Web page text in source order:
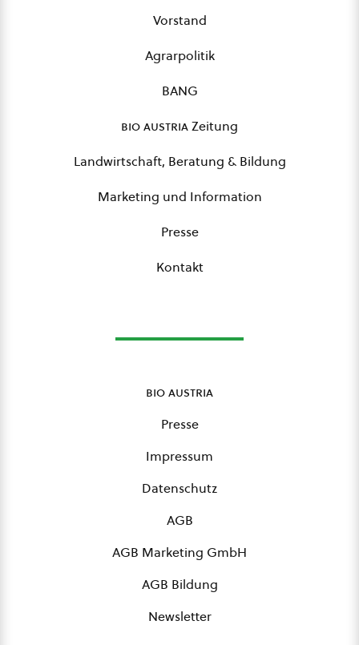
Vorstand
Agrarpolitik
BANG
bio austriaZeitung
Landwirtschaft, Beratung & Bildung
Marketing und Information
Presse
Kontakt
bio austria
Presse
Impressum
Datenschutz
AGB
AGB Marketing GmbH
AGB Bildung
Newsletter